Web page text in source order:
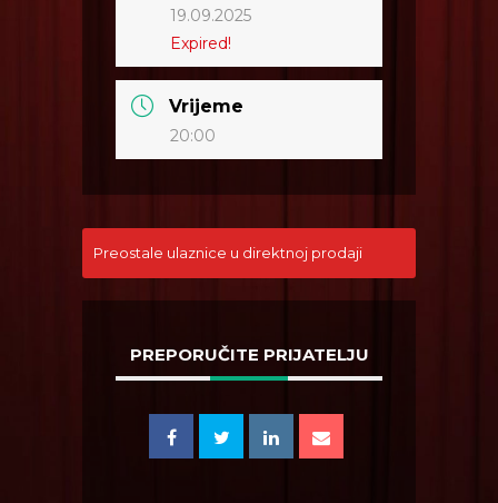
19.09.2025
Expired!
Vrijeme
20:00
Preostale ulaznice u direktnoj prodaji
PREPORUČITE PRIJATELJU